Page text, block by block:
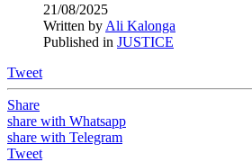
21/08/2025
Written by Ali Kalonga
Published in JUSTICE
Tweet
Share
share with Whatsapp
share with Telegram
Tweet